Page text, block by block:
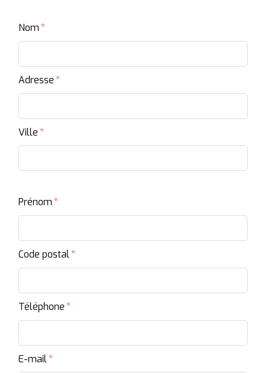
Nom
Adresse
Ville
Prénom
Code postal
Téléphone
E-mail